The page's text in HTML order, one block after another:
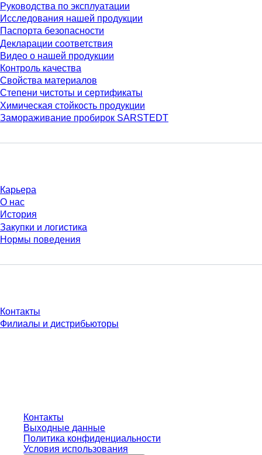
Руководства по эксплуатации
Исследования нашей продукции
Паспорта безопасности
Декларации соответствия
Видео о нашей продукции
Контроль качества
Свойства материалов
Степени чистоты и сертификаты
Химическая стойкость продукции
Замораживание пробирок SARSTEDT
Карьера
О нас
История
Закупки и логистика
Нормы поведения
Контакты
Филиалы и дистрибьюторы
Контакты
Выходные данные
Политика конфиденциальности
Условия использования